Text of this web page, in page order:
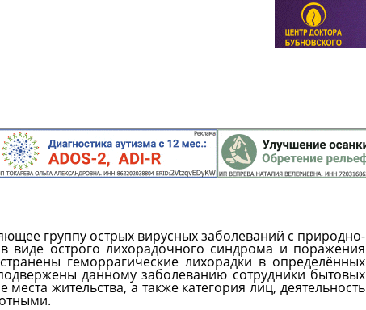
группу острых вирусных заболеваний с природно-
острого лихорадочного синдрома и поражения
геморрагические лихорадки в определённых
данному заболеванию сотрудники бытовых
жительства, а также категория лиц, деятельность